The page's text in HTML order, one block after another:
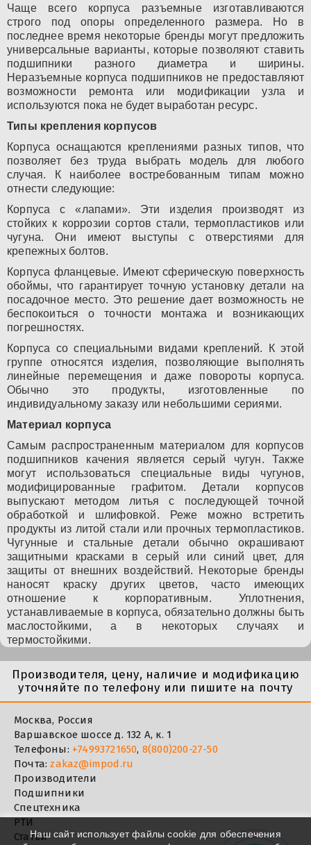
Чаще всего корпуса разъемные изготавливаются
строго под опоры определенного размера. Но в
последнее время некоторые бренды могут предложить
универсальные варианты, которые позволяют ставить
подшипники разного диаметра и ширины.
Неразъемные корпуса подшипников не предоставляют
возможности ремонта или модификации узла и
используются пока не будет выработан ресурс.
Типы крепления корпусов
Корпуса оснащаются креплениями разных типов, что
позволяет без труда выбрать модель для любого
случая. К наиболее востребованным типам можно
отнести следующие:
Корпуса с «лапами». Эти изделия производят из
стойких к коррозии сортов стали, термопластиков или
чугуна. Они имеют выступы с отверстиями для
крепежных болтов.
Корпуса фланцевые. Имеют сферическую поверхность
обоймы, что гарантирует точную установку детали на
посадочное место. Это решение дает возможность не
беспокоиться о точности монтажа и возникающих
погрешностях.
Корпуса со специальными видами креплений. К этой
группе относятся изделия, позволяющие выполнять
линейные перемещения и даже повороты корпуса.
Обычно это продукты, изготовленные по
индивидуальному заказу или небольшими сериями.
Материал корпуса
Самым распространенным материалом для корпусов
подшипников качения является серый чугун. Также
могут использоваться специальные виды чугунов,
модифицированные графитом. Детали корпусов
выпускают методом литья с последующей точной
обработкой и шлифовкой. Реже можно встретить
продукты из литой стали или прочных термопластиков.
Чугунные и стальные детали обычно окрашивают
защитными красками в серый или синий цвет, для
защиты от внешних воздействий. Некоторые бренды
наносят краску других цветов, часто имеющих
отношение к корпоративным. Уплотнения,
устанавливаемые в корпуса, обязательно должны быть
маслостойкими, а в некоторых случаях и
термостойкими.
Производителя, цену, наличие и модификацию
уточняйте по телефону или пишите на почту
Москва, Россия
Варшавское шоссе д. 132 А, к. 1
Телефоны: +74993721650, 8(800)200-27-50
Почта:zakaz@impod.ru
Производители
Подшипники
Спецтехника
РТИ
СтатьиНаш сайт использует файлы cookie для обеспечения